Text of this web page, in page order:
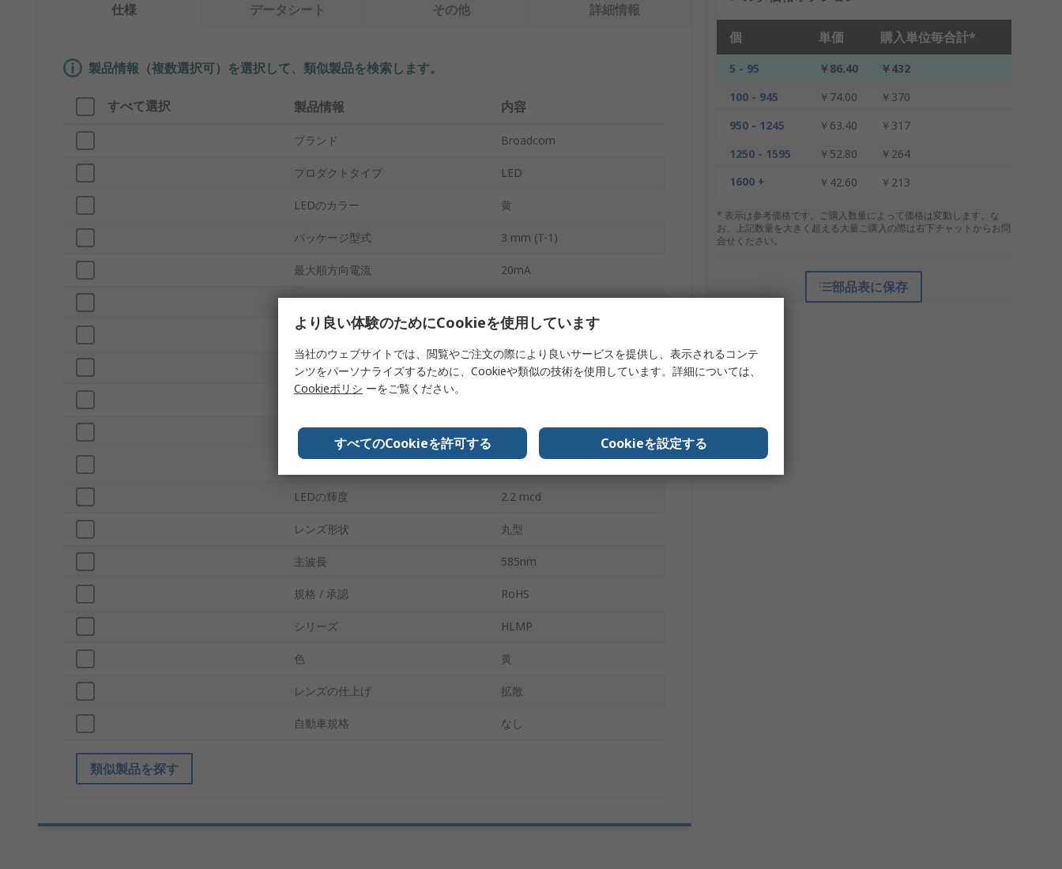
個 単価 購入単位毎合計*
5 - 95 ￥86.40
￥432
100 - 945
￥74.00
￥370
950 - 1245
￥63.40
￥317
1250 - 1595
￥52.80
￥264
1600 +
￥42.60 ￥213
* 表示は参考価格です。ご購入数量によって価格は変動します。な
お、上記数量を大きく超える大量ご購入の際は右下チャットからお問
合せください。
部品表に保存
仕様 データシート その他 詳細情報
製品情報（複数選択可）を選択して、類似製品を検索します。
すべて選択 製品情報 内容
ブランド Broadcom
プロダクトタイプ LED
LEDのカラー 黄
パッケージ型式 3 mm (T-1)
最大順方向電流 20mA
取付タイプ スルーホール
パッキング バルク
順方向電圧 2V
視野角度 60 °
LEDの輝度 2.2 mcd
レンズ形状 丸型
主波長 585nm
規格 / 承認 RoHS
シリーズ HLMP
色 黄
レンズの仕上げ 拡散
自動車規格 なし
類似製品を探す
より良い体験のためにCookieを使用しています
当社のウェブサイトでは、閲覧やご注文の際により良いサービスを提供し、表示されるコンテ
ンツをパーソナライズするために、Cookieや類似の技術を使用しています。詳細については、
Cookieポリシ ーをご覧ください。
すべてのCookieを許可する Cookieを設定する